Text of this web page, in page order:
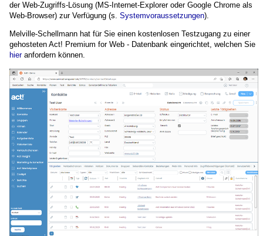
der Web-Zugriffs-Lösung (MS-Internet-Explorer oder Google Chrome als
Web-Browser) zur Verfügung (s. Systemvoraussetzungen).
Melville-Schellmann hat für Sie einen kostenlosen Testzugang zu einer
gehosteten Act! Premium for Web - Datenbank eingerichtet, welchen Sie
hieranfordern können.